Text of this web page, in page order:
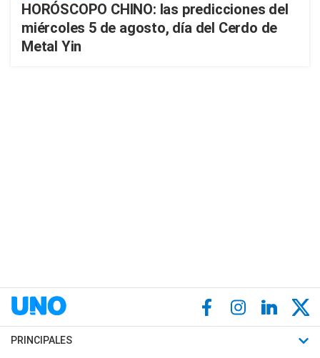
HORÓSCOPO CHINO: las predicciones del
miércoles 5 de agosto, día del Cerdo de
Metal Yin
PRINCIPALES